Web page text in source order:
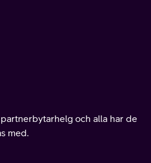
och alla har de
med.